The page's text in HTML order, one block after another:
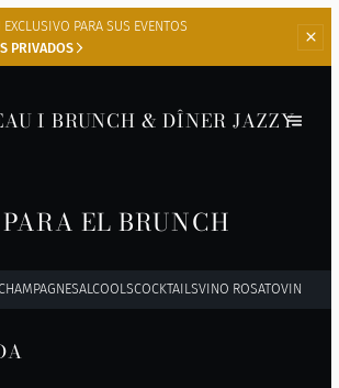
EXCLUSIVO PARA SUS EVENTOS
PRIVADOS
I BRUNCH & DÎNER JAZZY
EL BRUNCH
ALCOOLSCOCKTAILSVINO ROSATOVINOS